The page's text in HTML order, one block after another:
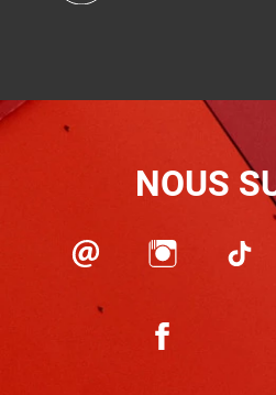
NOUS